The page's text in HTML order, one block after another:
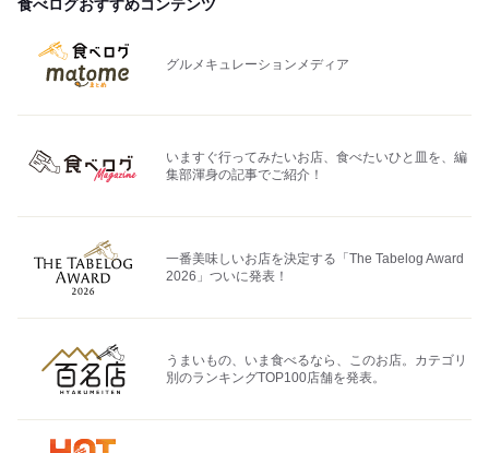
食べログおすすめコンテンツ
グルメキュレーションメディア
いますぐ行ってみたいお店、食べたいひと皿を、編
集部渾身の記事でご紹介！
一番美味しいお店を決定する「The Tabelog Award
2026」ついに発表！
うまいもの、いま食べるなら、このお店。カテゴリ
別のランキングTOP100店舗を発表。